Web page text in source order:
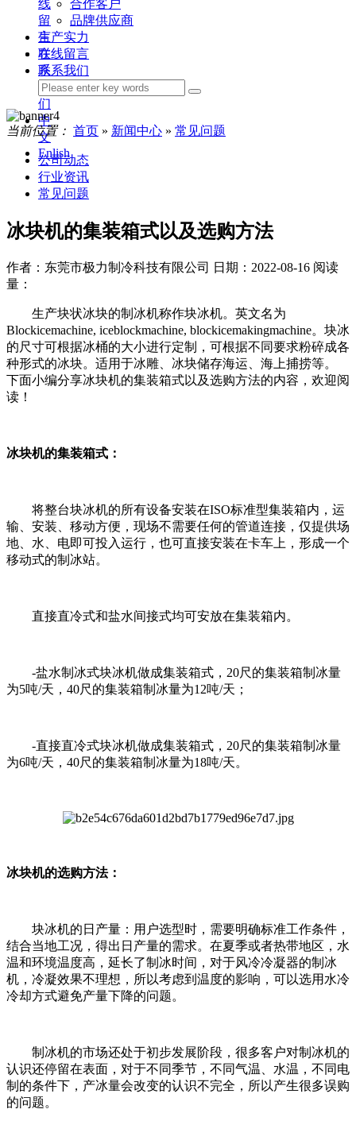
线
留
言
联
系
我
们
中
文
Enlish
合作客户
品牌供应商
生产实力
在线留言
联系我们
当前位置： 首页 » 新闻中心 » 常见问题
公司动态
行业资讯
常见问题
冰块机的集装箱式以及选购方法
作者：东莞市极力制冷科技有限公司 日期：2022-08-16 阅读
量：
生产块状冰块的制冰机称作块冰机。英文名为
Blockicemachine, iceblockmachine, blockicemakingmachine。块冰
的尺寸可根据冰桶的大小进行定制，可根据不同要求粉碎成各
种形式的冰块。适用于冰雕、冰块储存海运、海上捕捞等。
下面小编分享冰块机的集装箱式以及选购方法的内容，欢迎阅
读！
冰块机的集装箱式：
将整台块冰机的所有设备安装在ISO标准型集装箱内，运
输、安装、移动方便，现场不需要任何的管道连接，仅提供场
地、水、电即可投入运行，也可直接安装在卡车上，形成一个
移动式的制冰站。
直接直冷式和盐水间接式均可安放在集装箱内。
-盐水制冰式块冰机做成集装箱式，20尺的集装箱制冰量
为5吨/天，40尺的集装箱制冰量为12吨/天；
-直接直冷式块冰机做成集装箱式，20尺的集装箱制冰量
为6吨/天，40尺的集装箱制冰量为18吨/天。
冰块机的选购方法：
块冰机的日产量：用户选型时，需要明确标准工作条件，
结合当地工况，得出日产量的需求。在夏季或者热带地区，水
温和环境温度高，延长了制冰时间，对于风冷冷凝器的制冰
机，冷凝效果不理想，所以考虑到温度的影响，可以选用水冷
冷却方式避免产量下降的问题。
制冰机的市场还处于初步发展阶段，很多客户对制冰机的
认识还停留在表面，对于不同季节，不同气温、水温，不同电
制的条件下，产冰量会改变的认识不完全，所以产生很多误购
的问题。